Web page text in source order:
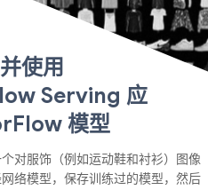
使用
Serving 应
模型
对服饰（例如运动鞋和衬衫）图像
络模型，保存训练过的模型，然后